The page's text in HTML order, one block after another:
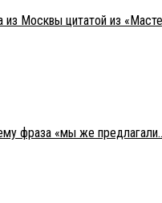
из Москвы цитатой из
фраза «мы же